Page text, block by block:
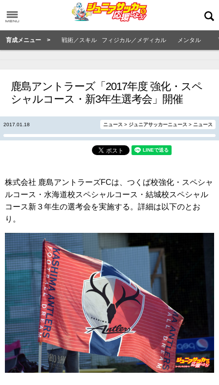
育成メニュー > 戦術／スキル フィジカル／メディカル メンタル
鹿島アントラーズ「2017年度 強化・スペ
シャルコース・新3年生選考会」開催
2017.01.18 ニュース > ジュニアサッカーニュース > ニュース
株式会社 鹿島アントラーズFCは、つくば校強化・スペシャ
ルコース・水海道校スペシャルコース・結城校スペシャル
コース新３年生の選考会を実施する。詳細は以下のとお
り。